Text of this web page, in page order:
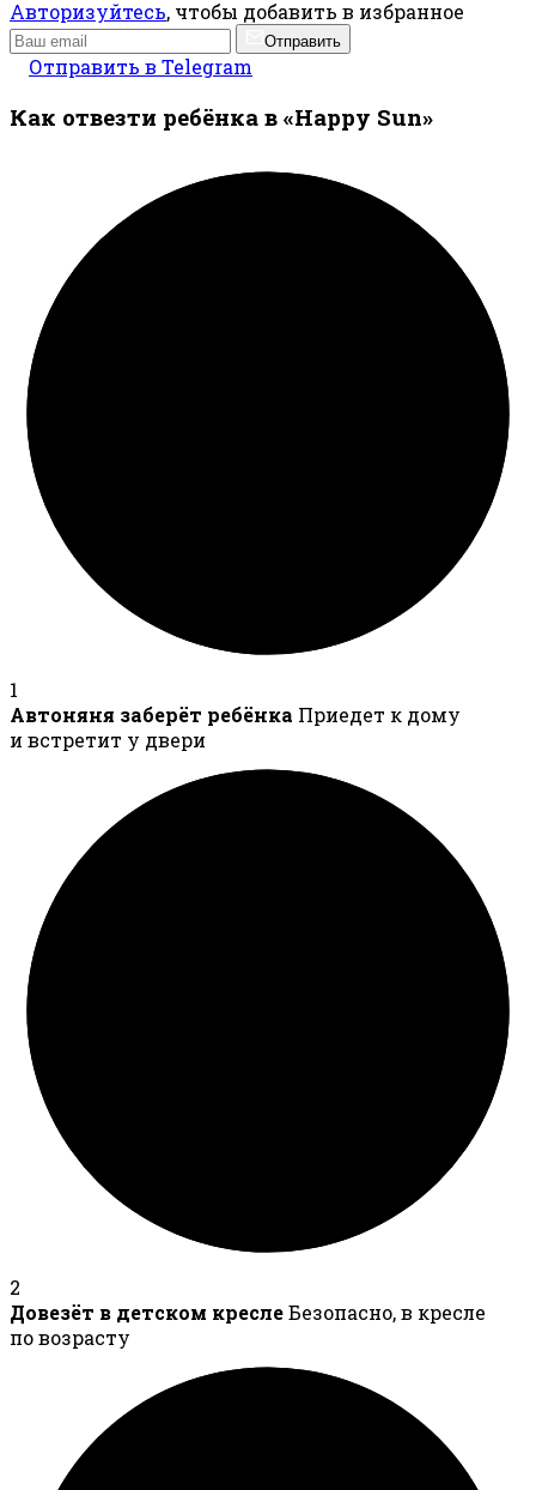
Авторизуйтесь, чтобы добавить в избранное
Отправить
Отправить в Telegram
Как отвезти ребёнка в «Happy Sun»
1
Автоняня заберёт ребёнка Приедет к дому
и встретит у двери
2
Довезёт в детском креслеБезопасно, в кресле
по возрасту